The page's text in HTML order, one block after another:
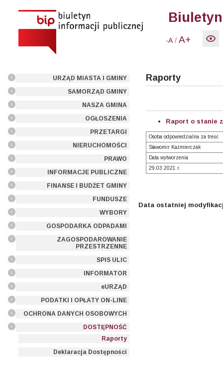
-A /A+
URZĄD MIASTA I GMINY
SAMORZĄD GMINY
NASZA GMINA
OGŁOSZENIA
PRZETARGI
NIERUCHOMOŚCI
PRAWO
INFORMACJE PUBLICZNE
FINANSE I BUDŻET GMINY
FUNDUSZE
WYBORY
GOSPODARKA ODPADAMI
ZAGOSPODAROWANIE
PRZESTRZENNE
SPIS ULIC
INFORMATOR
eURZĄD
PODATKI I OPŁATY ON-LINE
OCHRONA DANYCH OSOBOWYCH
DOSTĘPNOŚĆ
Raporty
Deklaracja Dostępności
Raporty
Raport o stanie
Osoba odpowiedzialna za treść
Sławomir Kaźmierczak
Data wytworzenia
29.03.2021 r.
Data ostatniej